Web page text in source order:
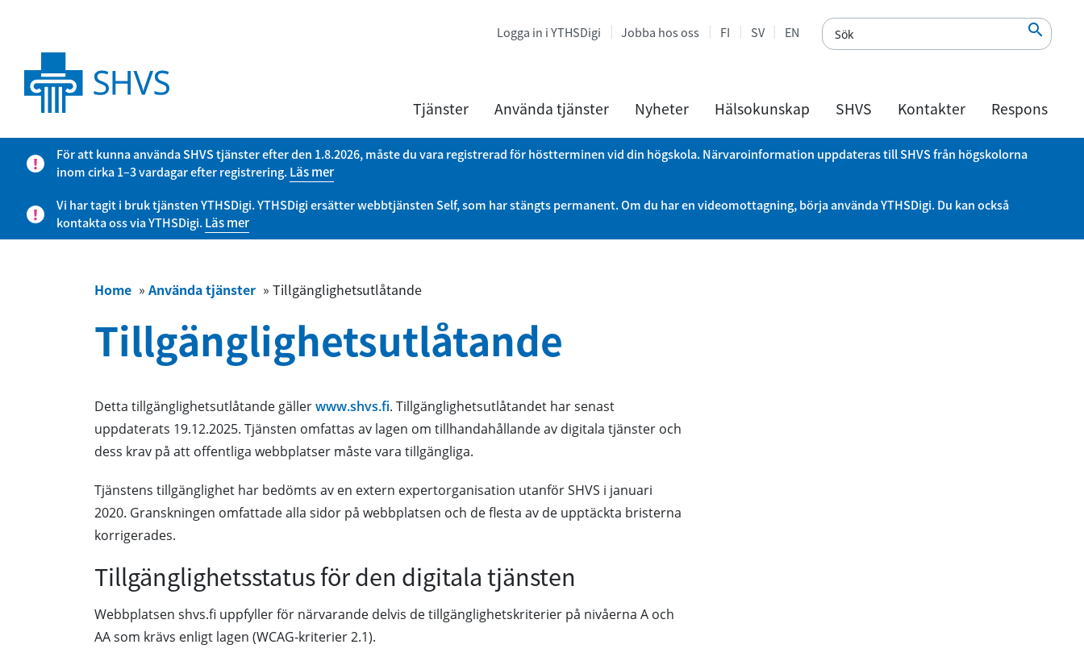
Logga in i YTHSDigi Jobba hos oss FI SV EN 
Tjänster Använda tjänster Nyheter Hälsokunskap SHVS Kontakter Respons
För att kunna använda SHVS tjänster efter den 1.8.2026, måste du vara registrerad för höstterminen vid din högskola. Närvaroinformation uppdateras till SHVS från högskolorna
inom cirka 1–3 vardagar efter registrering.Läs mer
Vi har tagit i bruk tjänsten YTHSDigi. YTHSDigi ersätter webbtjänsten Self, som har stängts permanent. Om du har en videomottagning, börja använda YTHSDigi. Du kan också
kontakta oss via YTHSDigi.Läs mer
Home » Använda tjänster » Tillgänglighetsutlåtande
Tillgänglighetsutlåtande
Detta tillgänglighetsutlåtande gällerwww.shvs.fi. Tillgänglighetsutlåtandet har senast
uppdaterats 19.12.2025. Tjänsten omfattas av lagen om tillhandahållande av digitala tjänster och
dess krav på att offentliga webbplatser måste vara tillgängliga.
Tjänstens tillgänglighet har bedömts av en extern expertorganisation utanför SHVS i januari
2020. Granskningen omfattade alla sidor på webbplatsen och de flesta av de upptäckta bristerna
korrigerades.
Tillgänglighetsstatus för den digitala tjänsten
Webbplatsen shvs.fi uppfyller för närvarande delvis de tillgänglighetskriterier på nivåerna A och
AA som krävs enligt lagen (WCAG-kriterier 2.1).